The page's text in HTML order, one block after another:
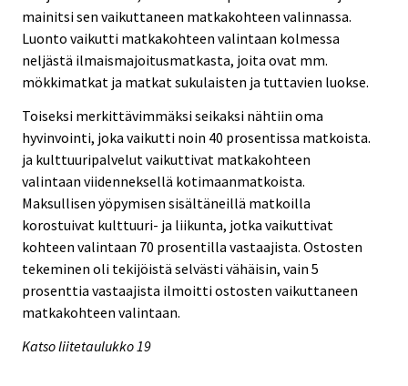
mainitsi sen vaikuttaneen matkakohteen valinnassa.
Luonto vaikutti matkakohteen valintaan kolmessa
neljästä ilmaismajoitusmatkasta, joita ovat mm.
mökkimatkat ja matkat sukulaisten ja tuttavien luokse.
Toiseksi merkittävimmäksi seikaksi nähtiin oma
hyvinvointi, joka vaikutti noin 40 prosentissa matkoista.
ja kulttuuripalvelut vaikuttivat matkakohteen
valintaan viidenneksellä kotimaanmatkoista.
Maksullisen yöpymisen sisältäneillä matkoilla
korostuivat kulttuuri- ja liikunta, jotka vaikuttivat
kohteen valintaan 70 prosentilla vastaajista. Ostosten
tekeminen oli tekijöistä selvästi vähäisin, vain 5
prosenttia vastaajista ilmoitti ostosten vaikuttaneen
matkakohteen valintaan.
Katso liitetaulukko 19